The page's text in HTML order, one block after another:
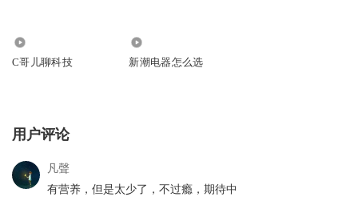
C哥儿聊科技 新潮电器怎么选
用户评论
凡聲
有营养，但是太少了，不过瘾，期待中